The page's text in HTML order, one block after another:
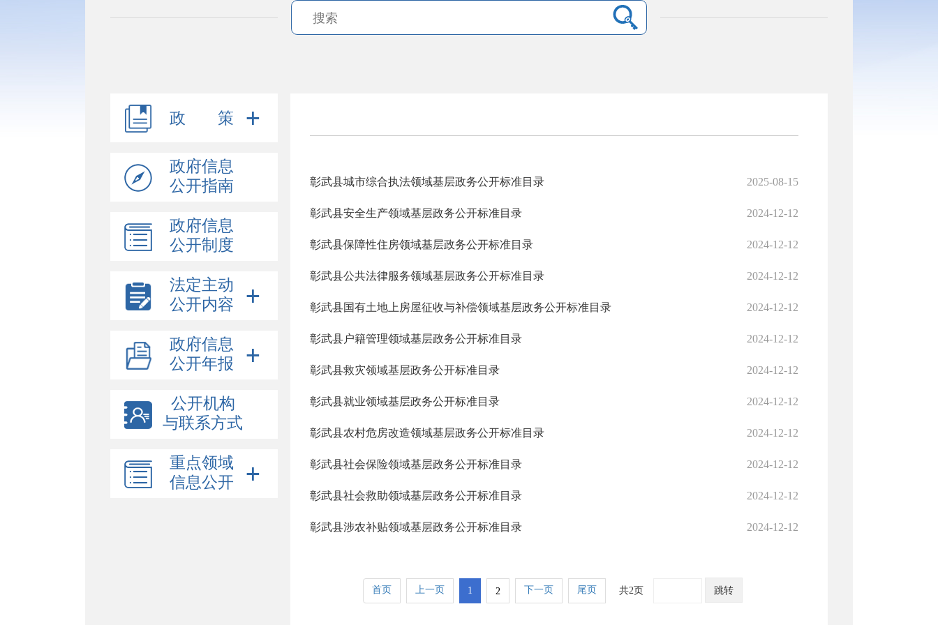
政 策
政府信息
公开指南
政府信息
公开制度
法定主动
公开内容
政府信息
公开年报
公开机构
与联系方式
重点领域
信息公开
彰武县城市综合执法领域基层政务公开标准目录 2025-08-15
彰武县安全生产领域基层政务公开标准目录 2024-12-12
彰武县保障性住房领域基层政务公开标准目录 2024-12-12
彰武县公共法律服务领域基层政务公开标准目录 2024-12-12
彰武县国有土地上房屋征收与补偿领域基层政务公开标准目录 2024-12-12
彰武县户籍管理领域基层政务公开标准目录 2024-12-12
彰武县救灾领域基层政务公开标准目录 2024-12-12
彰武县就业领域基层政务公开标准目录 2024-12-12
彰武县农村危房改造领域基层政务公开标准目录 2024-12-12
彰武县社会保险领域基层政务公开标准目录 2024-12-12
彰武县社会救助领域基层政务公开标准目录 2024-12-12
彰武县涉农补贴领域基层政务公开标准目录 2024-12-12
首页 上一页 1 2 下一页 尾页 共2页 跳转